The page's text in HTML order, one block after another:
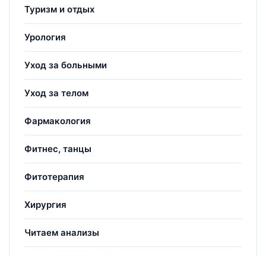
Туризм и отдых
Урология
Уход за больными
Уход за телом
Фармакология
Фитнес, танцы
Фитотерапия
Хирургия
Читаем анализы